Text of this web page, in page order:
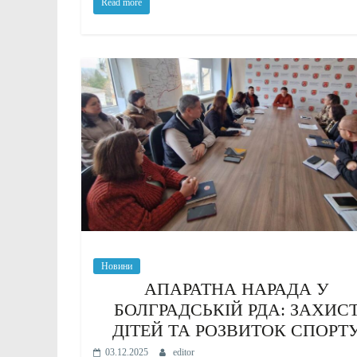
Read more
Новини
АПАРАТНА НАРАДА У
БОЛГРАДСЬКІЙ РДА:
ДІТЕЙ ТА РОЗВИТОК
03.12.2025 editor